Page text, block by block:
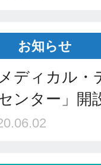
お知らせ
メディカル
ンター」開